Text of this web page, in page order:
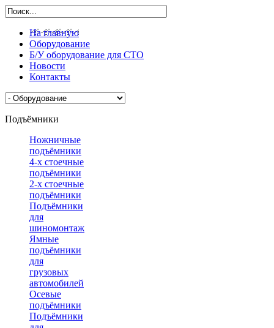
На главную
Оборудование
Б/У оборудование для СТО
Новости
Контакты
Подъёмники
Ножничные
подъёмники
4-х стоечные
подъёмники
2-х стоечные
подъёмники
Подъёмники
для
шиномонтажа
Ямные
подъёмники
для
грузовых
автомобилей
Осевые
подъёмники
Подъёмники